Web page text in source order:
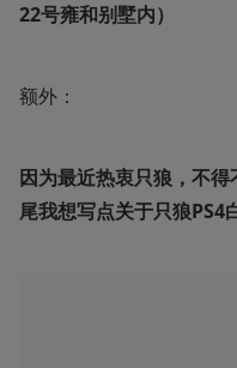
22号雍和别墅内）
额外：
因为最近热衷只狼，不
尾我想写点关于只狼PS4